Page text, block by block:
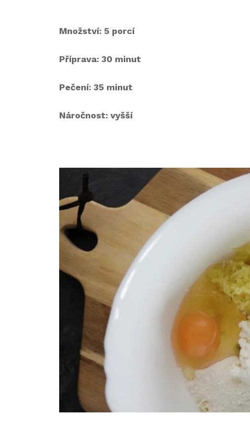
Množství: 5 porcí
Příprava: 30 minut
Pečení: 35 minut
Náročnost: vyšší